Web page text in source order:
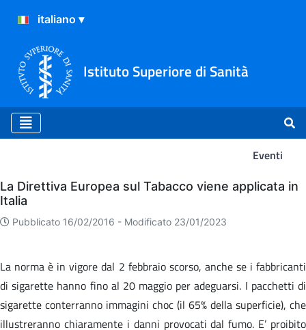
Istituto Superiore di Sanità
Eventi
Eventi
La Direttiva Europea sul Tabacco viene applicata in
Italia
Pubblicato 16/02/2016 - Modificato 23/01/2023
La norma è in vigore dal 2 febbraio scorso, anche se i fabbricanti
di sigarette hanno fino al 20 maggio per adeguarsi. I pacchetti di
sigarette conterranno immagini choc (il 65% della superficie), che
illustreranno chiaramente i danni provocati dal fumo. E’ proibito